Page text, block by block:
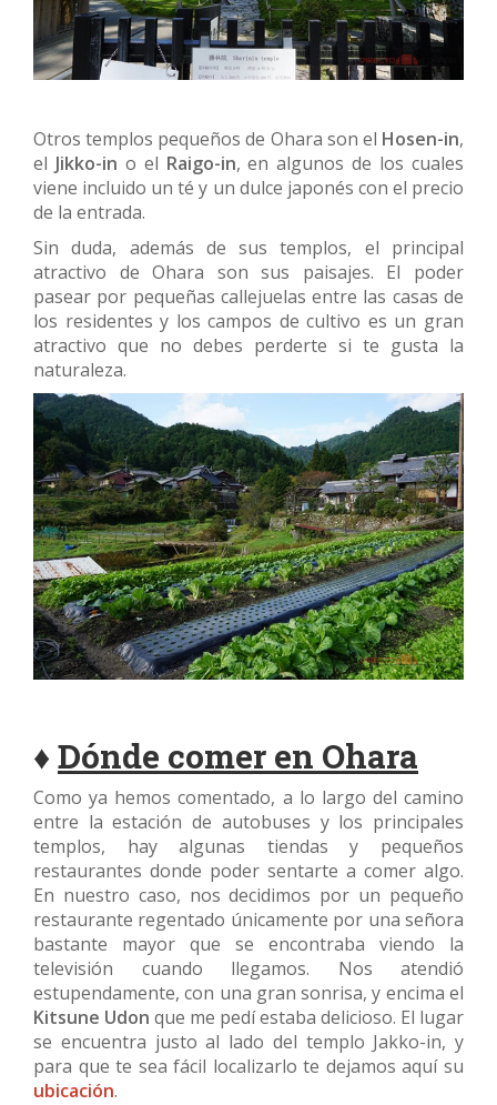
Otros templos pequeños de Ohara son el Hosen-in,
el Jikko-in o el Raigo-in, en algunos de los cuales
viene incluido un té y un dulce japonés con el precio
de la entrada.
Sin duda, además de sus templos, el principal
atractivo de Ohara son sus paisajes. El poder
pasear por pequeñas callejuelas entre las casas de
los residentes y los campos de cultivo es un gran
atractivo que no debes perderte si te gusta la
naturaleza.
♦Dónde comer en Ohara
Como ya hemos comentado, a lo largo del camino
entre la estación de autobuses y los principales
templos, hay algunas tiendas y pequeños
restaurantes donde poder sentarte a comer algo.
En nuestro caso, nos decidimos por un pequeño
restaurante regentado únicamente por una señora
bastante mayor que se encontraba viendo la
televisión cuando llegamos. Nos atendió
estupendamente, con una gran sonrisa, y encima el
Kitsune Udon que me pedí estaba delicioso. El lugar
se encuentra justo al lado del templo Jakko-in, y
para que te sea fácil localizarlo te dejamos aquí su
ubicación.